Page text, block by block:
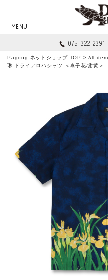
075-322-2391
Pagong ネットショップ TOP > All item
琳 ドライアロハシャツ ＜燕子花/紺黄＞